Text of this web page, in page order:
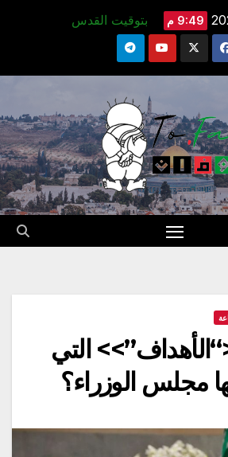
9:49 م بتوقيت القدس
التي
مجلس الوزراء؟